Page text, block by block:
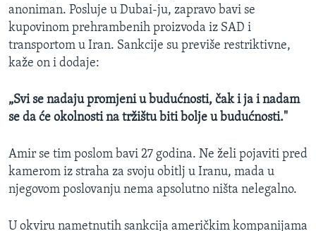
Jezici
anoniman. Posluje u Dubai-ju, zapravo bavi se
kupovinom prehrambenih proizvoda iz SAD i
transportom u Iran. Sankcije su previše restriktivne,
kaže on i dodaje:
„Svi se nadaju promjeni u budućnosti, čak i ja i nadam
se da će okolnosti na tržištu biti bolje u budućnosti."
Amir se tim poslom bavi 27 godina. Ne želi pojaviti pred
kamerom iz straha za svoju obitlj u Iranu, mada u
njegovom poslovanju nema apsolutno ništa nelegalno.
U okviru nametnutih sankcija američkim kompanijama